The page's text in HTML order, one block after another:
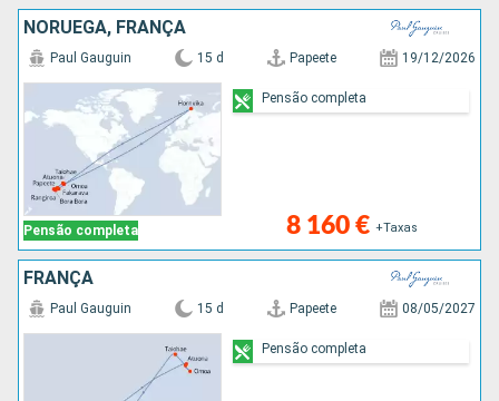
NORUEGA, FRANÇA
Pensão completa
Paul Gauguin 15 d Papeete 19/12/2026
8 160 € +Taxas
Pensão completa
FRANÇA
Paul Gauguin 15 d Papeete 08/05/2027
Pensão completa